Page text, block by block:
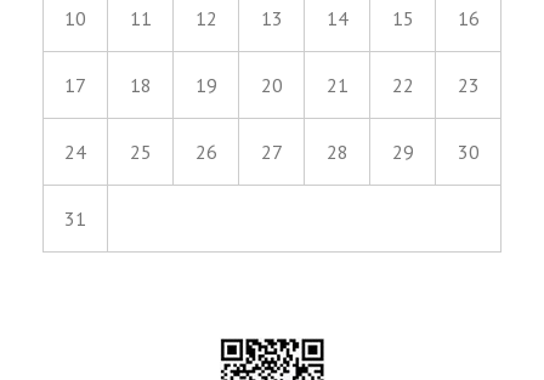
10 11 12 13 14 15 16
17 18 19 20 21 22 23
24 25 26 27 28 29 30
31